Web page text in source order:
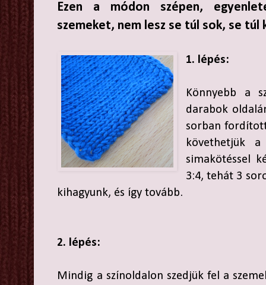
Ezen a módon szépen,
szemeket, nem lesz se túl sok, se túl
1. lépés:
Könnyebb a
darabok
sorban
követhetjük
simakötéssel
3:4, tehát 3
kihagyunk, és így tovább.
2. lépés:
Mindig a színoldalon szedjük fel a